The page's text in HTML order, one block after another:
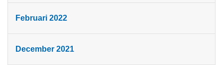
Februari 2022
December 2021